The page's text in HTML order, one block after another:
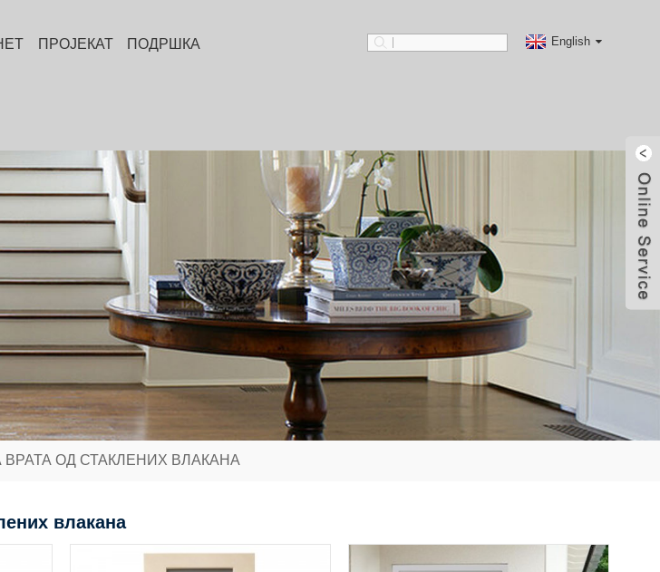
ПРОЈЕКАТ ПОДРШКА English
ВРАТА ОД СТАКЛЕНИХ ВЛАКАНА
влакана